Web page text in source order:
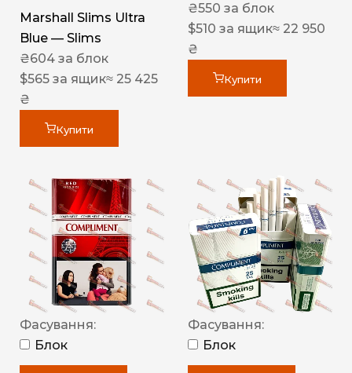
Marshall Slims Ultra
Blue — Slims
₴604 за блок
$565 за ящик≈ 25 425
₴
Купити
₴550 за блок
$510 за ящик≈ 22 950
₴
Купити
Фасування:
Блок
Фасування:
Блок